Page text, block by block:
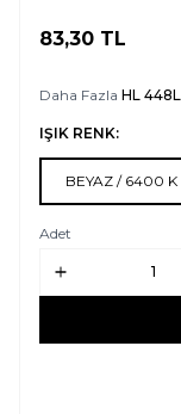
83,30 TL
Daha Fazla HL 448L
IŞIK RENK:
BEYAZ / 6400 K
Adet